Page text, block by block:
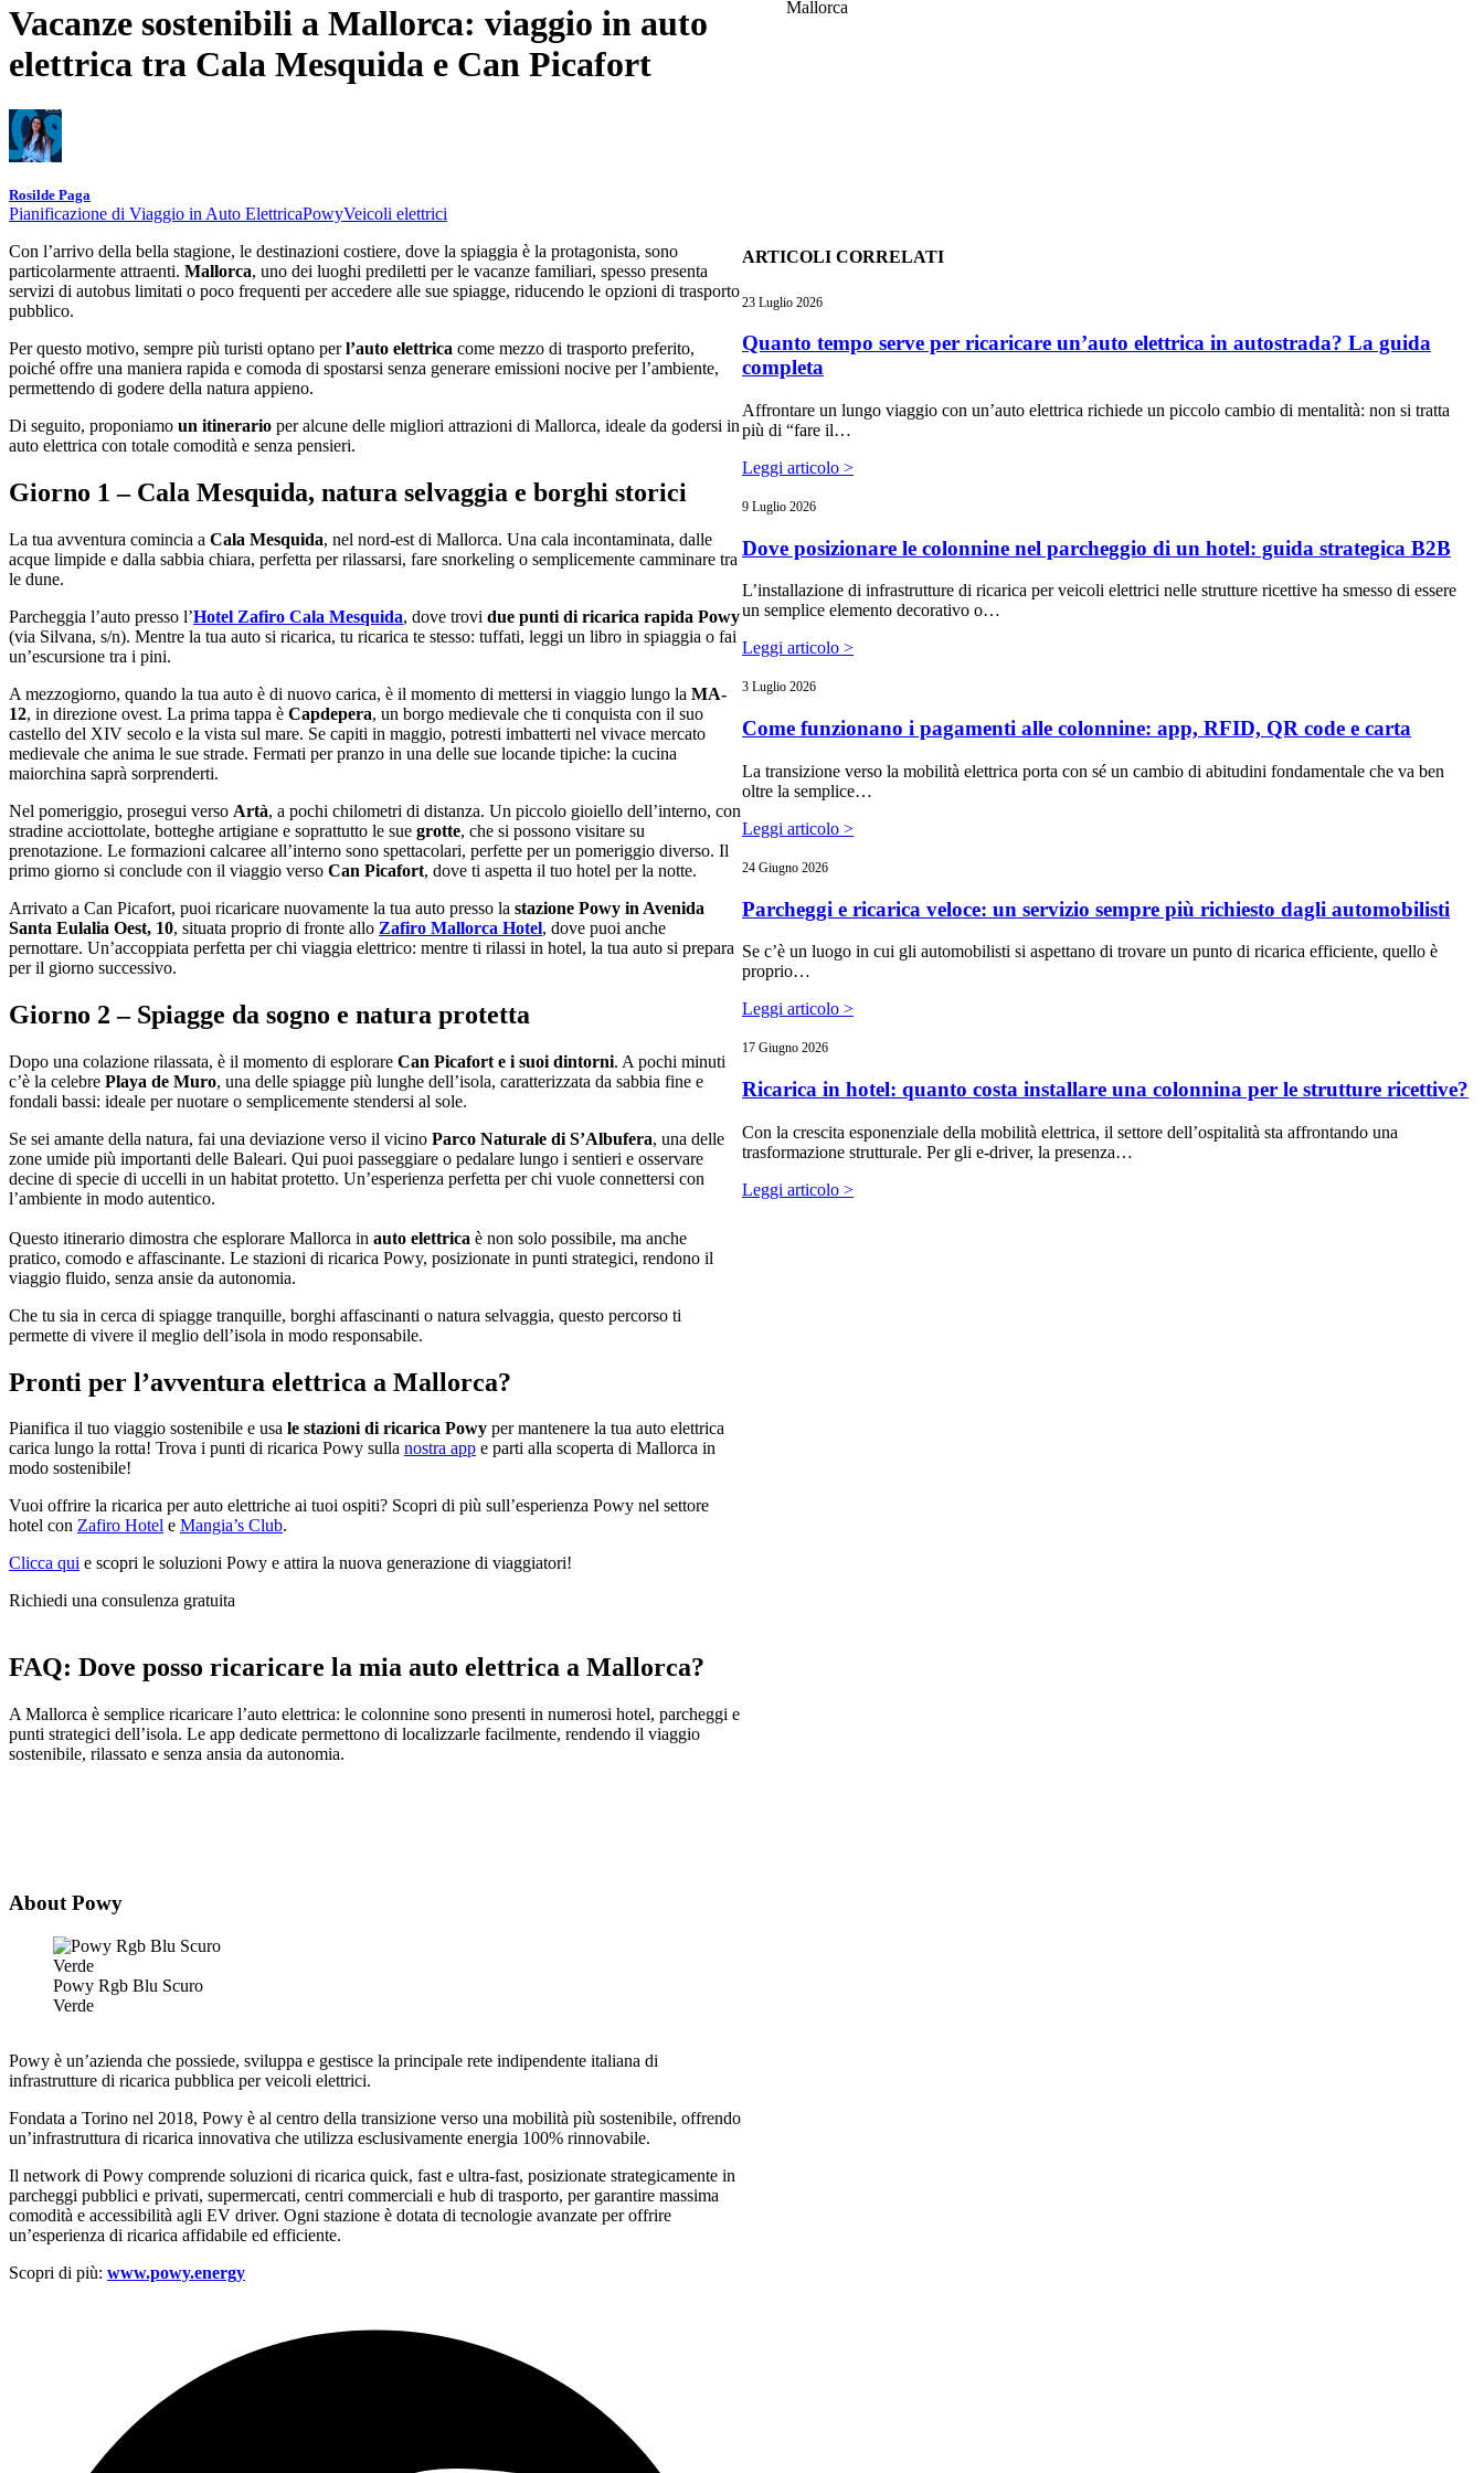
Vacanze sostenibili a Mallorca: viaggio in auto
elettrica tra Cala Mesquida e Can Picafort
Rosilde Paga
Pianificazione di Viaggio in Auto ElettricaPowyVeicoli elettrici
Mallorca
Con l’arrivo della bella stagione, le destinazioni costiere, dove la spiaggia è la protagonista, sono
particolarmente attraenti. Mallorca, uno dei luoghi prediletti per le vacanze familiari, spesso presenta
servizi di autobus limitati o poco frequenti per accedere alle sue spiagge, riducendo le opzioni di trasporto
pubblico.
Per questo motivo, sempre più turisti optano perl’auto elettrica come mezzo di trasporto preferito,
poiché offre una maniera rapida e comoda di spostarsi senza generare emissioni nocive per l’ambiente,
permettendo di godere della natura appieno.
Di seguito, proponiamo un itinerario per alcune delle migliori attrazioni di Mallorca, ideale da godersi in
auto elettrica con totale comodità e senza pensieri.
Giorno 1 – Cala Mesquida, natura selvaggia e borghi storici
La tua avventura comincia a Cala Mesquida, nel nord-est di Mallorca. Una cala incontaminata, dalle
acque limpide e dalla sabbia chiara, perfetta per rilassarsi, fare snorkeling o semplicemente camminare tra
le dune.
Parcheggia l’auto presso l’Hotel Zafiro Cala Mesquida, dove trovi due punti di ricarica rapida Powy
(via Silvana, s/n). Mentre la tua auto si ricarica, tu ricarica te stesso: tuffati, leggi un libro in spiaggia o fai
un’escursione tra i pini.
A mezzogiorno, quando la tua auto è di nuovo carica, è il momento di mettersi in viaggio lungo la MA-
12, in direzione ovest. La prima tappa è Capdepera, un borgo medievale che ti conquista con il suo
castello del XIV secolo e la vista sul mare. Se capiti in maggio, potresti imbatterti nel vivace mercato
medievale che anima le sue strade. Fermati per pranzo in una delle sue locande tipiche: la cucina
maiorchina saprà sorprenderti.
Nel pomeriggio, prosegui verso Artà, a pochi chilometri di distanza. Un piccolo gioiello dell’interno, con
stradine acciottolate, botteghe artigiane e soprattutto le sue grotte, che si possono visitare su
prenotazione. Le formazioni calcaree all’interno sono spettacolari, perfette per un pomeriggio diverso. Il
primo giorno si conclude con il viaggio verso Can Picafort, dove ti aspetta il tuo hotel per la notte.
Arrivato a Can Picafort, puoi ricaricare nuovamente la tua auto presso la stazione Powy in Avenida
Santa Eulalia Oest, 10, situata proprio di fronte allo Zafiro Mallorca Hotel, dove puoi anche
pernottare. Un’accoppiata perfetta per chi viaggia elettrico: mentre ti rilassi in hotel, la tua auto si prepara
per il giorno successivo.
Giorno 2 – Spiagge da sogno e natura protetta
Dopo una colazione rilassata, è il momento di esplorare Can Picafort e i suoi dintorni. A pochi minuti
c’è la celebre Playa de Muro, una delle spiagge più lunghe dell’isola, caratterizzata da sabbia fine e
fondali bassi: ideale per nuotare o semplicemente stendersi al sole.
Se sei amante della natura, fai una deviazione verso il vicino Parco Naturale di S’Albufera, una delle
zone umide più importanti delle Baleari. Qui puoi passeggiare o pedalare lungo i sentieri e osservare
decine di specie di uccelli in un habitat protetto. Un’esperienza perfetta per chi vuole connettersi con
l’ambiente in modo autentico.
Questo itinerario dimostra che esplorare Mallorca in auto elettrica è non solo possibile, ma anche
pratico, comodo e affascinante. Le stazioni di ricarica Powy, posizionate in punti strategici, rendono il
viaggio fluido, senza ansie da autonomia.
Che tu sia in cerca di spiagge tranquille, borghi affascinanti o natura selvaggia, questo percorso ti
permette di vivere il meglio dell’isola in modo responsabile.
Pronti per l’avventura elettrica a Mallorca?
Pianifica il tuo viaggio sostenibile e usa le stazioni di ricarica Powy per mantenere la tua auto elettrica
carica lungo la rotta! Trova i punti di ricarica Powy sulla nostra app e parti alla scoperta di Mallorca in
modo sostenibile!
Vuoi offrire la ricarica per auto elettriche ai tuoi ospiti? Scopri di più sull’esperienza Powy nel settore
hotel con Zafiro Hotel e Mangia’s Club.
Clicca qui e scopri le soluzioni Powy e attira la nuova generazione di viaggiatori!
Richiedi una consulenza gratuita
FAQ: Dove posso ricaricare la mia auto elettrica a Mallorca?
A Mallorca è semplice ricaricare l’auto elettrica: le colonnine sono presenti in numerosi hotel, parcheggi e
punti strategici dell’isola. Le app dedicate permettono di localizzarle facilmente, rendendo il viaggio
sostenibile, rilassato e senza ansia da autonomia.
About Powy
Powy Rgb Blu Scuro
Verde
Powy è un’azienda che possiede, sviluppa e gestisce la principale rete indipendente italiana di
infrastrutture di ricarica pubblica per veicoli elettrici.
Fondata a Torino nel 2018, Powy è al centro della transizione verso una mobilità più sostenibile, offrendo
un’infrastruttura di ricarica innovativa che utilizza esclusivamente energia 100% rinnovabile.
Il network di Powy comprende soluzioni di ricarica quick, fast e ultra-fast, posizionate strategicamente in
parcheggi pubblici e privati, supermercati, centri commerciali e hub di trasporto, per garantire massima
comodità e accessibilità agli EV driver. Ogni stazione è dotata di tecnologie avanzate per offrire
un’esperienza di ricarica affidabile ed efficiente.
Scopri di più: www.powy.energy
ARTICOLI CORRELATI
23 Luglio 2026
Quanto tempo serve per ricaricare un’auto elettrica in autostrada? La guida
completa
Affrontare un lungo viaggio con un’auto elettrica richiede un piccolo cambio di mentalità: non si tratta
più di “fare il…
Leggi articolo >
9 Luglio 2026
Dove posizionare le colonnine nel parcheggio di un hotel: guida strategica B2B
L’installazione di infrastrutture di ricarica per veicoli elettrici nelle strutture ricettive ha smesso di essere
un semplice elemento decorativo o…
Leggi articolo >
3 Luglio 2026
Come funzionano i pagamenti alle colonnine: app, RFID, QR code e carta
La transizione verso la mobilità elettrica porta con sé un cambio di abitudini fondamentale che va ben
oltre la semplice…
Leggi articolo >
24 Giugno 2026
Parcheggi e ricarica veloce: un servizio sempre più richiesto dagli automobilisti
Se c’è un luogo in cui gli automobilisti si aspettano di trovare un punto di ricarica efficiente, quello è
proprio…
Leggi articolo >
17 Giugno 2026
Ricarica in hotel: quanto costa installare una colonnina per le strutture ricettive?
Con la crescita esponenziale della mobilità elettrica, il settore dell’ospitalità sta affrontando una
trasformazione strutturale. Per gli e-driver, la presenza…
Leggi articolo >